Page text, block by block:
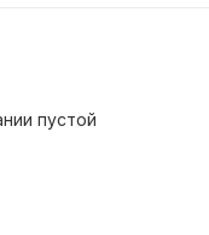
пустой